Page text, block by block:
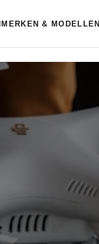
MERKEN & MODELLEN